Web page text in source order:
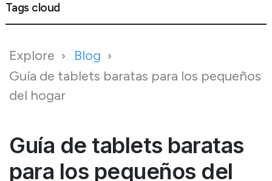
Tags cloud
Explore
Blog
Guía de tablets baratas para los pequeños
del hogar
Guía de tablets baratas
para los pequeños del